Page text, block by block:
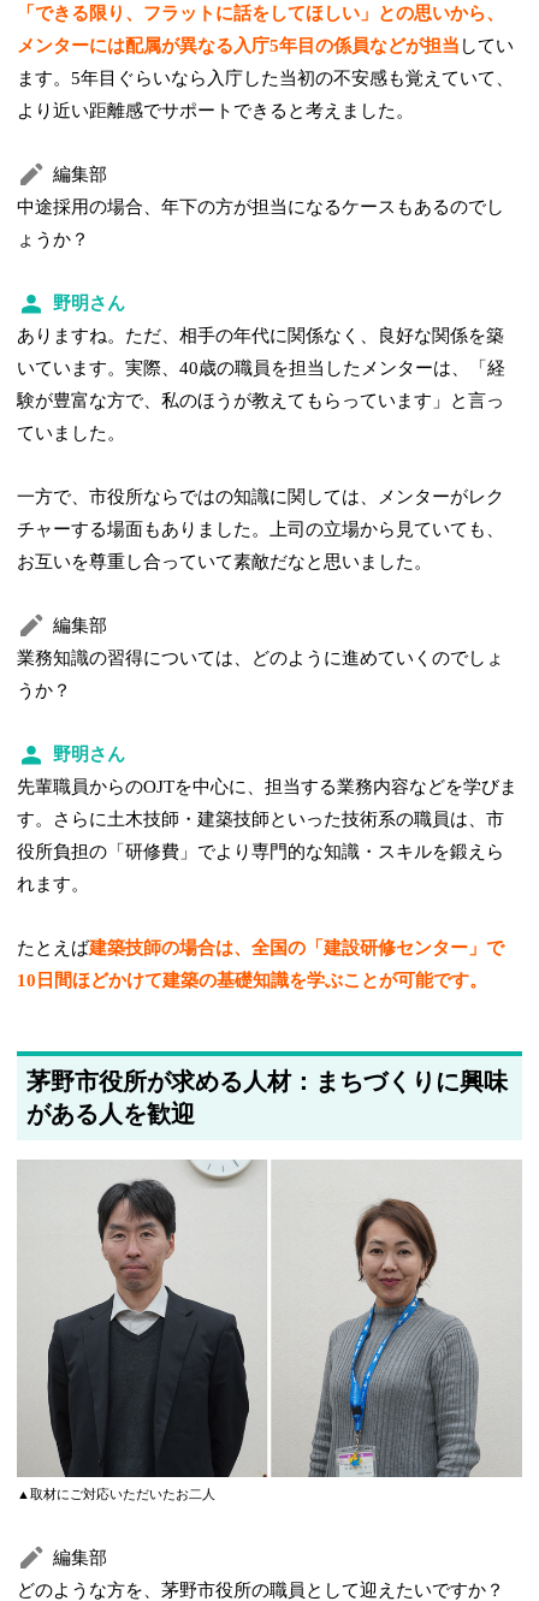
「できる限り、フラットに話をしてほしい」との思いから、
メンターには配属が異なる入庁5年目の係員などが担当 してい
ます。5年目ぐらいなら入庁した当初の不安感も覚えていて、
より近い距離感でサポートできると考えました。
編集部
中途採用の場合、年下の方が担当になるケースもあるのでし
ょうか？
野明さん
ありますね。ただ、相手の年代に関係なく、良好な関係を築
いています。実際、40歳の職員を担当したメンターは、「経
験が豊富な方で、私のほうが教えてもらっています」と言っ
ていました。
一方で、市役所ならではの知識に関しては、メンターがレク
チャーする場面もありました。上司の立場から見ていても、
お互いを尊重し合っていて素敵だなと思いました。
編集部
業務知識の習得については、どのように進めていくのでしょ
うか？
野明さん
先輩職員からのOJTを中心に、担当する業務内容などを学びま
す。さらに土木技師・建築技師といった技術系の職員は、市
役所負担の「研修費」でより専門的な知識・スキルを鍛えら
れます。
たとえば建築技師の場合は、全国の「建設研修センター」で
10日間ほどかけて建築の基礎知識を学ぶことが可能です。
茅野市役所が求める人材：まちづくりに興味
がある人を歓迎
▲取材にご対応いただいたお二人
編集部
どのような方を、茅野市役所の職員として迎えたいですか？